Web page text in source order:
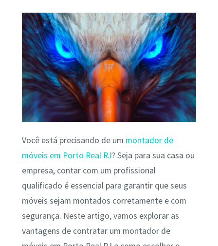
Você está precisando de um montador de
móveis em Porto Real RJ? Seja para sua casa ou
empresa, contar com um profissional
qualificado é essencial para garantir que seus
móveis sejam montados corretamente e com
segurança. Neste artigo, vamos explorar as
vantagens de contratar um montador de